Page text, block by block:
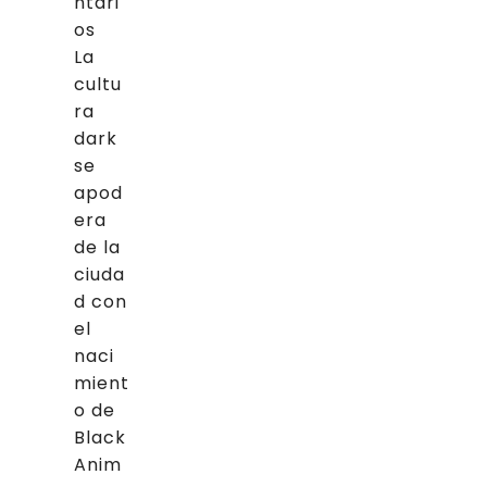
os
La
cultu
ra
dark
se
apod
era
de la
ciuda
d con
el
naci
mient
o de
Black
Anim